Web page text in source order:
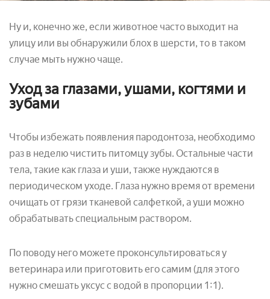
Ну и, конечно же, если животное часто выходит на
улицу или вы обнаружили блох в шерсти, то в таком
случае мыть нужно чаще.
Уход за глазами, ушами, когтями и
зубами
Чтобы избежать появления пародонтоза, необходимо
раз в неделю чистить питомцу зубы. Остальные части
тела, такие как глаза и уши, также нуждаются в
периодическом уходе. Глаза нужно время от времени
очищать от грязи тканевой салфеткой, а уши можно
обрабатывать специальным раствором.
По поводу него можете проконсультироваться у
ветеринара или приготовить его самим (для этого
нужно смешать уксус с водой в пропорции 1:1).